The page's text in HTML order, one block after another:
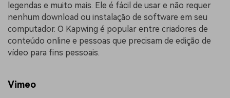
legendas e muito mais. Ele é fácil de usar e não requer
nenhum download ou instalação de software em seu
computador. O Kapwing é popular entre criadores de
conteúdo online e pessoas que precisam de edição de
vídeo para fins pessoais.
Vimeo